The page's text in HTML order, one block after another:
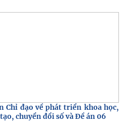
Chỉ đạo về phát triển khoa học,
chuyển đổi số và Đề án 06